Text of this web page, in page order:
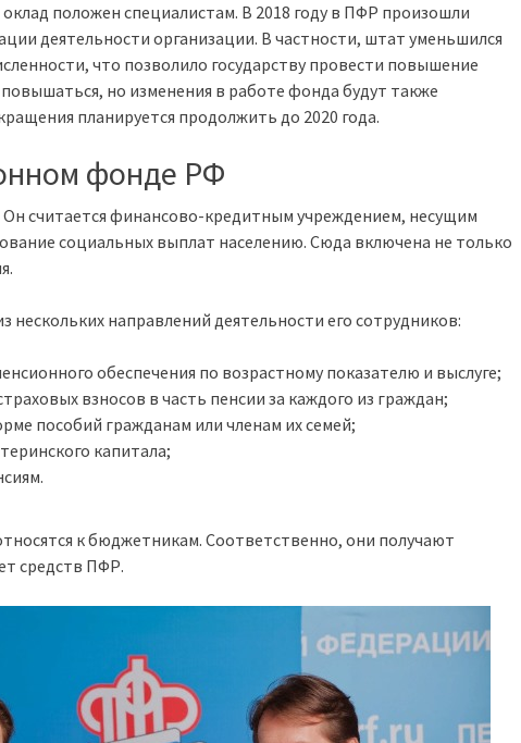
положен специалистам. В 2018 году в ПФР произошли
деятельности организации. В частности, штат уменьшился
что позволило государству провести повышение
но изменения в работе фонда будут также
планируется продолжить до 2020 года.
фонде РФ
Он считается финансово-кредитным учреждением, несущим
социальных выплат населению. Сюда включена не только
нескольких направлений деятельности его сотрудников:
обеспечения по возрастному показателю и выслуге;
взносов в часть пенсии за каждого из граждан;
пособий гражданам или членам их семей;
капитала;
к бюджетникам. Соответственно, они получают
средств ПФР.